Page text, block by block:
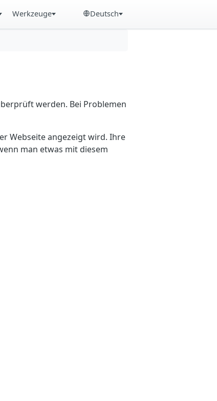
Werkzeuge Deutsch
werden. Bei Problemen
Webseite angezeigt wird. Ihre
man etwas mit diesem